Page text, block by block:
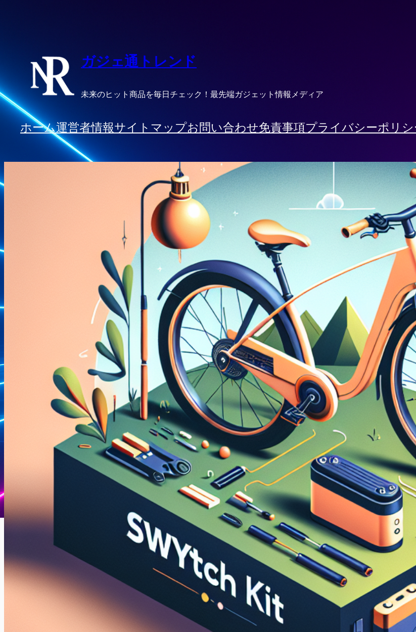
ッ
プ
ガジェ通トレンド
未来のヒット商品を毎日チェック！最先端ガジェット情報メディア
ホーム運営者情報サイトマップお問い合わせ免責事項プライバシーポリシ